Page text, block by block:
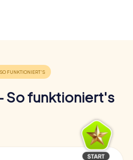
So funktioniert's